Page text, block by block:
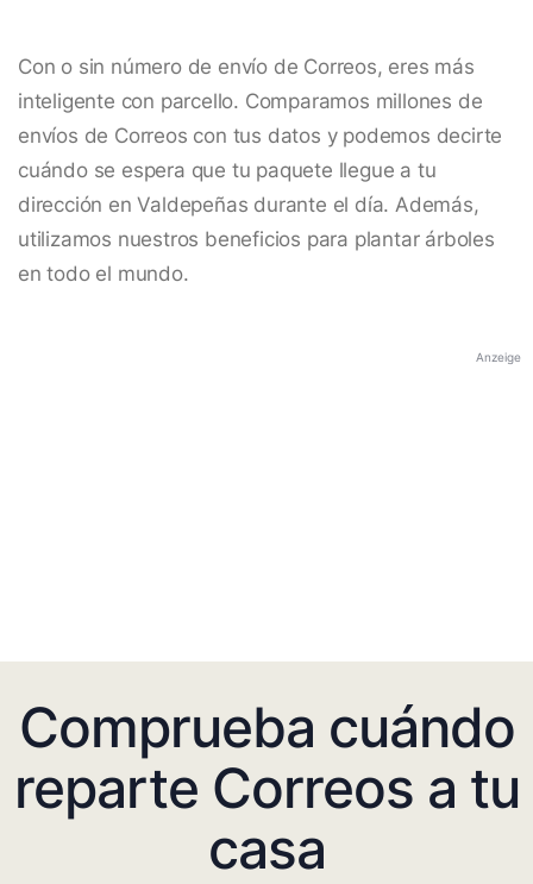
Con o sin número de envío de Correos, eres más
inteligente con parcello. Comparamos millones de
envíos de Correos con tus datos y podemos decirte
cuándo se espera que tu paquete llegue a tu
dirección en Valdepeñas durante el día. Además,
utilizamos nuestros beneficios para plantar árboles
en todo el mundo.
Anzeige
Comprueba cuándo
reparte Correos a tu
casa